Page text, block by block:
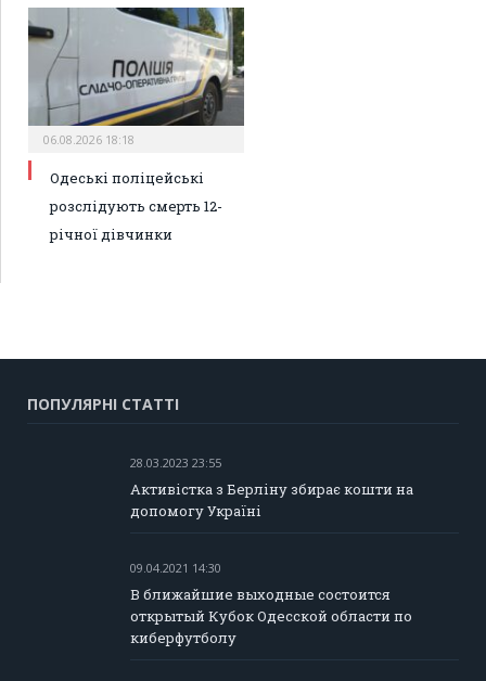
06.08.2026 18:18
Одеські поліцейські
розслідують смерть 12-
річної дівчинки
ПОПУЛЯРНІ СТАТТІ
28.03.2023 23:55
Активістка з Берліну збирає кошти на
допомогу Україні
09.04.2021 14:30
В ближайшие выходные состоится
открытый Кубок Одесской области по
киберфутболу